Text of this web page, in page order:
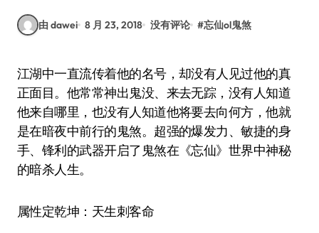
由 dawei 8 月 23, 2018 没有评论 #忘仙ol鬼煞
江湖中一直流传着他的名号，却没有人见过他的真
正面目。他常常神出鬼没、来去无踪，没有人知道
他来自哪里，也没有人知道他将要去向何方，他就
是在暗夜中前行的鬼煞。超强的爆发力、敏捷的身
手、锋利的武器开启了鬼煞在《忘仙》世界中神秘
的暗杀人生。
属性定乾坤：天生刺客命